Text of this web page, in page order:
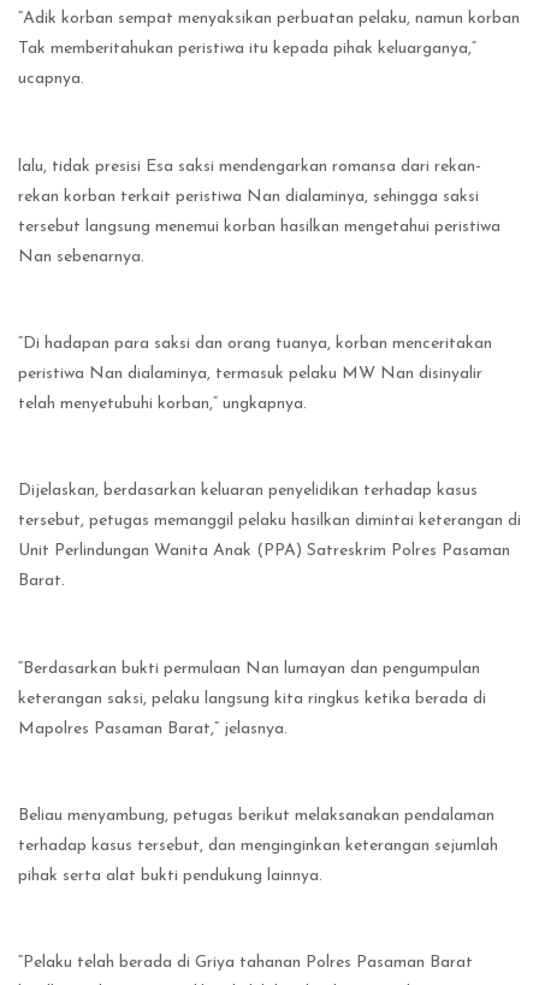
“Adik korban sempat menyaksikan perbuatan pelaku, namun korban
Tak memberitahukan peristiwa itu kepada pihak keluarganya,”
ucapnya.
lalu, tidak presisi Esa saksi mendengarkan romansa dari rekan-
rekan korban terkait peristiwa Nan dialaminya, sehingga saksi
tersebut langsung menemui korban hasilkan mengetahui peristiwa
Nan sebenarnya.
“Di hadapan para saksi dan orang tuanya, korban menceritakan
peristiwa Nan dialaminya, termasuk pelaku MW Nan disinyalir
telah menyetubuhi korban,” ungkapnya.
Dijelaskan, berdasarkan keluaran penyelidikan terhadap kasus
tersebut, petugas memanggil pelaku hasilkan dimintai keterangan di
Unit Perlindungan Wanita Anak (PPA) Satreskrim Polres Pasaman
Barat.
“Berdasarkan bukti permulaan Nan lumayan dan pengumpulan
keterangan saksi, pelaku langsung kita ringkus ketika berada di
Mapolres Pasaman Barat,” jelasnya.
Beliau menyambung, petugas berikut melaksanakan pendalaman
terhadap kasus tersebut, dan menginginkan keterangan sejumlah
pihak serta alat bukti pendukung lainnya.
“Pelaku telah berada di Griya tahanan Polres Pasaman Barat